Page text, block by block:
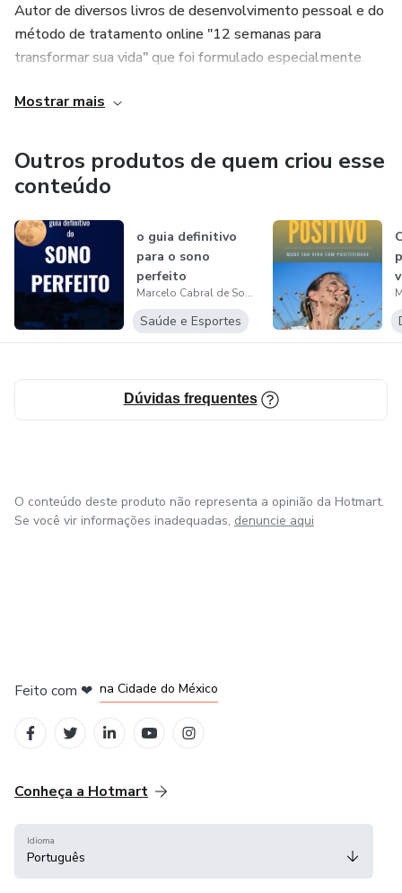
Autor de diversos livros de desenvolvimento pessoal e do
método de tratamento online "12 semanas para
transformar sua vida" que foi formulado especialmente
de vida, Pensamento positivo
Mostrar mais
Outros produtos de quem criou esse
conteúdo
o guia definitivo
para o sono
perfeito
Marcelo Cabral de Souza
Saúde e Esportes
Dúvidas frequentes
O conteúdo deste produto não representa a opinião da Hotmart.
Se você vir informações inadequadas, denuncie aqui
Feito com ❤ na Cidade do México
Conheça a Hotmart
Idioma
Português